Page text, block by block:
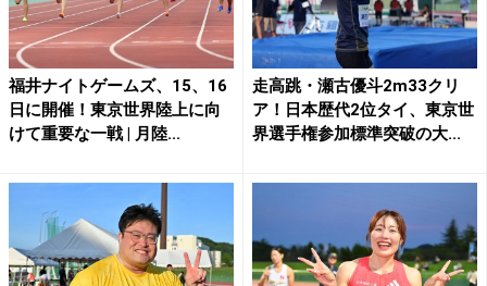
福井ナイトゲームズ、15、16
日に開催！東京世界陸上に向
けて重要な一戦 | 月陸...
走高跳・瀬古優斗2m33クリ
ア！日本歴代2位タイ、東京世
界選手権参加標準突破の大...